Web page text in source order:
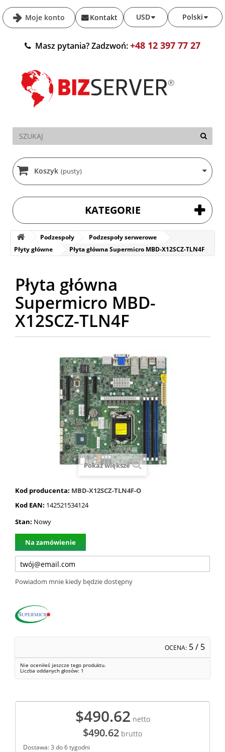
Moje konto Polski
USD
Kontakt
Masz pytania? Zadzwoń:+48 12 397 77 27
Koszyk (pusty)
KATEGORIE
Podzespoły
Podzespoły serwerowe
Płyty główne
Płyta główna Supermicro MBD-X12SCZ-TLN4F
Płyta główna
Supermicro MBD-
X12SCZ-TLN4F
Pokaż większe
Kod producenta: MBD-X12SCZ-TLN4F-O
Kod EAN: 142521534124
Stan: Nowy
Na zamówienie
Powiadom mnie kiedy będzie dostępny
OCENA: 5/ 5
Nie oceniłeś jeszcze tego produktu.
Liczba oddanych głosów: 1
$490.62 netto
$490.62 brutto
Dostawa: 3 do 6 tygodni